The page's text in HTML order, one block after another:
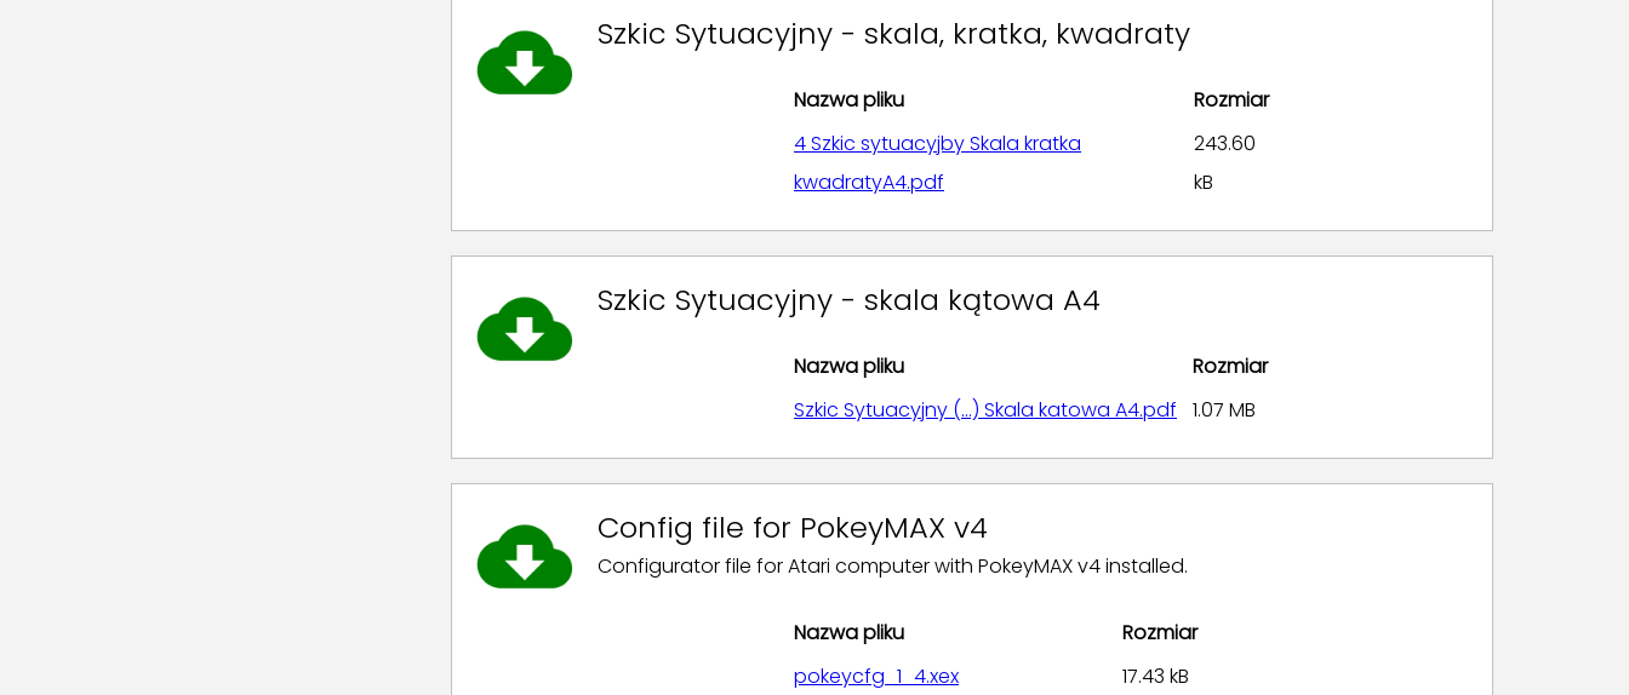
Szkic Sytuacyjny - skala, kratka, kwadraty
Nazwa pliku
Rozmiar
4 Szkic sytuacyjby Skala kratka
kwadratyA4.pdf
243.60
kB
Szkic Sytuacyjny - skala kątowa A4
Nazwa pliku
Rozmiar
Szkic Sytuacyjny (...) Skala katowa A4.pdf
1.07 MB
Config file for PokeyMAX v4
Configurator file for Atari computer with PokeyMAX v4 installed.
Nazwa pliku
Rozmiar
pokeycfg_1_4.xex
17.43 kB